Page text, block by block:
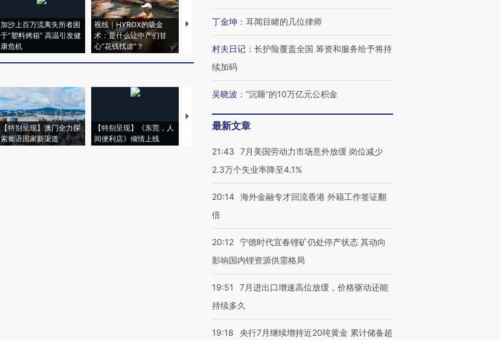
加沙上百万流离失所者困
于“塑料烤箱” 高温引发健
康危机
视线｜HYROX的吸金
术：是什么让中产们甘
心“花钱找虐”？
马航飞行员跨国走私7万
粒摇头丸 尿检体内含3种
视线｜被称为“蟑螂”的印
度Z世代 用街头抗争将教
育部长拱下台
机”？难民潮撕裂西班牙
飞地休达
【特别呈现】澳门全力探
索葡语国家新渠道
【特别呈现】《东莞，人
间便利店》倾情上线
【推广】走进第四届链博
会，让数智科技“链”接产
【商旅对话】华住集团
丁金坤 ： 耳闻目睹的几位律师
村夫日记 ： 长护险覆盖全国 筹资和服务给予将持
续加码
吴晓波 ： “沉睡”的10万亿元公积金
最新文章
21:43
7月美国劳动力市场意外放缓 岗位减少
2.3万个失业率降至4.1%
20:14 海外金融专才回流香港 外籍工作签证翻
倍
20:12 宁德时代宜春锂矿仍处停产状态 其动向
影响国内锂资源供需格局
19:51
7月进出口增速高位放缓，价格驱动还能
持续多久
19:18
央行7月继续增持近20吨黄金 累计储备超